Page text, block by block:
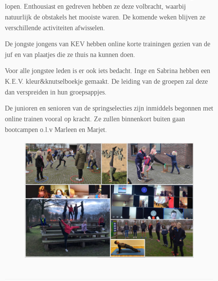
lopen. Enthousiast en gedreven hebben ze deze volbracht, waarbij
natuurlijk de obstakels het mooiste waren. De komende weken blijven ze
verschillende activiteiten afwisselen.
De jongste jongens van KEV hebben online korte trainingen gezien van de
juf en van plaatjes die ze thuis na kunnen doen.
Voor alle jongstee leden is er ook iets bedacht. Inge en Sabrina hebben een
K.E.V. kleur&knutselboekje gemaakt. De leiding van de groepen zal deze
dan verspreiden in hun groepsappjes.
De junioren en senioren van de springselecties zijn inmiddels begonnen met
online trainen vooral op kracht. Ze zullen binnenkort buiten gaan
bootcampen o.l.v Marleen en Marjet.